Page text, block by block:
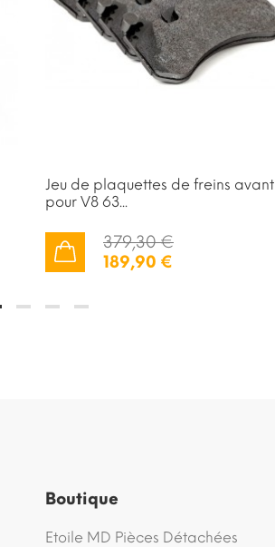
Jeu de plaquettes de freins avant
pour V8 63...
379,30 €
189,90 €
Boutique
Etoile MD Pièces Détachées